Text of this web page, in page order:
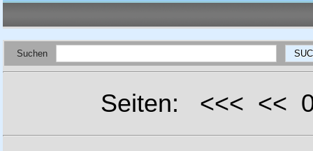
Suchen
Seiten: <<< <<